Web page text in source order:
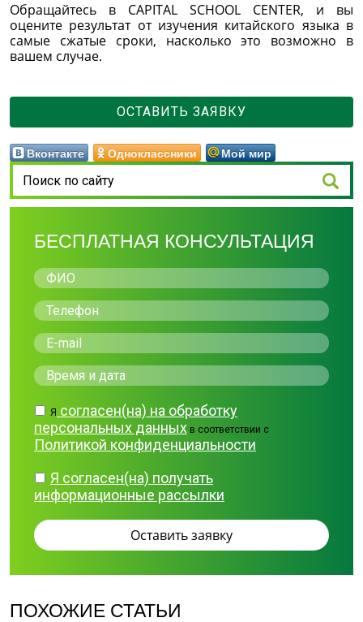
Обращайтесь в CAPITAL SCHOOL CENTER, и вы
оцените результат от изучения китайского языка в
самые сжатые сроки, насколько это возможно в
вашем случае.
ОСТАВИТЬ ЗАЯВКУ
Вконтакте Одноклассники Мой мир
БЕСПЛАТНАЯ КОНСУЛЬТАЦИЯ
Я согласен(на) на обработку
персональных данных в соответствии с
Политикой конфиденциальности
Я согласен(на) получать
информационные рассылки
ПОХОЖИЕ СТАТЬИ